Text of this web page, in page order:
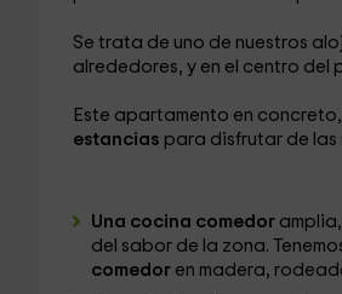
Se trata de uno de nuestros
alrededores, y en el centro del
Este apartamento en
estancias para disfrutar de las
Una cocina comedor
del sabor de la zona.
comedor en madera,